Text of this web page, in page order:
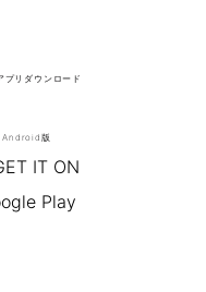
プリ ダウンロード
Android版